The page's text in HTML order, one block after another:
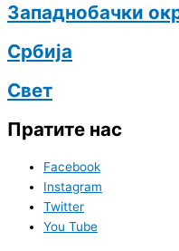
Западнобачки
Србија
Свет
Пратите нас
Facebook
Instagram
Twitter
You Tube